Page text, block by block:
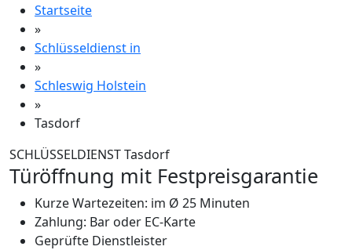
Startseite
»
Schlüsseldienst in
»
Schleswig Holstein
»
Tasdorf
SCHLÜSSELDIENST Tasdorf
Türöffnung mit Festpreisgarantie
Kurze Wartezeiten: im Ø 25 Minuten
Zahlung: Bar oder EC-Karte
Geprüfte Dienstleister